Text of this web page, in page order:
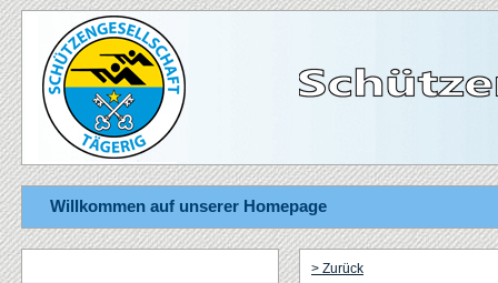
Willkommen auf unserer Homepage
> Zurück